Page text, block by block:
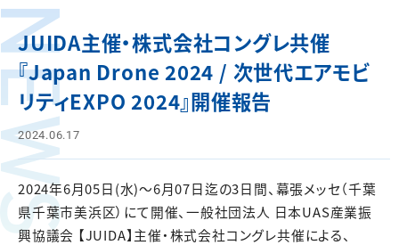
JUIDA主催・株式会社コングレ共催
『Japan Drone 2024 / 次世代エアモビ
リティEXPO 2024』開催報告
2024.06.17
2024年6月05日(水)～6月07日迄の3日間、幕張メッセ（千葉
県千葉市美浜区）にて開催、一般社団法人 日本UAS産業振
興協議会 【JUIDA】主催・株式会社コングレ共催による、